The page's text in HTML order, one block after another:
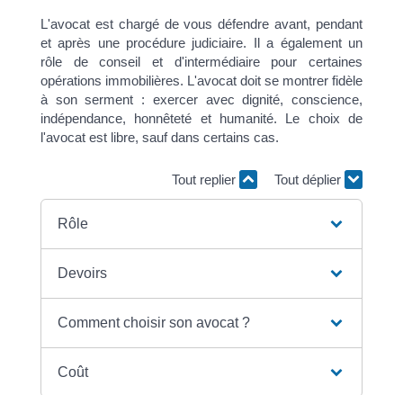
L'avocat est chargé de vous défendre avant, pendant
et après une procédure judiciaire. Il a également un
rôle de conseil et d'intermédiaire pour certaines
opérations immobilières. L'avocat doit se montrer fidèle
à son serment : exercer avec dignité, conscience,
indépendance, honnêteté et humanité. Le choix de
l'avocat est libre, sauf dans certains cas.
Tout replier Tout déplier
Rôle
Devoirs
Comment choisir son avocat ?
Coût